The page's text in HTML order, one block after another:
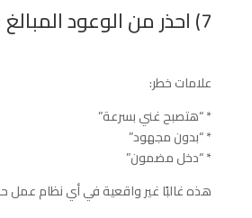
7) احذر من الوعود المبالغ فيها
علامات خطر:
* “هتصبح غني بسرعة”
* “بدون مجهود”
* “دخل مضمون”
هذه غالبًا غير واقعية في أي نظام عمل